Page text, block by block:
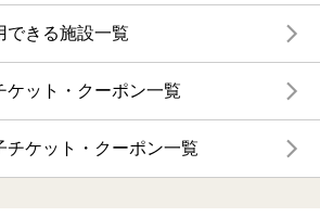
できる施設一覧
ケット・クーポン一覧
チケット・クーポン一覧